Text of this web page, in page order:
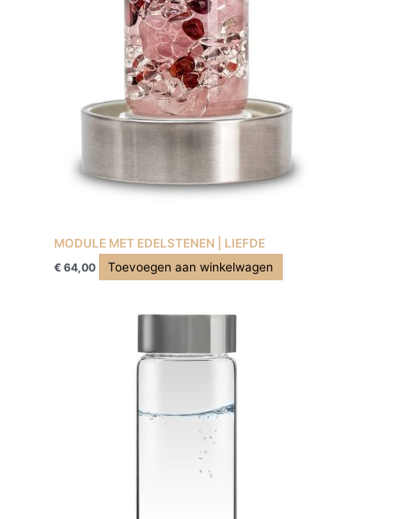
MODULE MET EDELSTENEN | LIEFDE
€ 64,00 Toevoegen aan winkelwagen